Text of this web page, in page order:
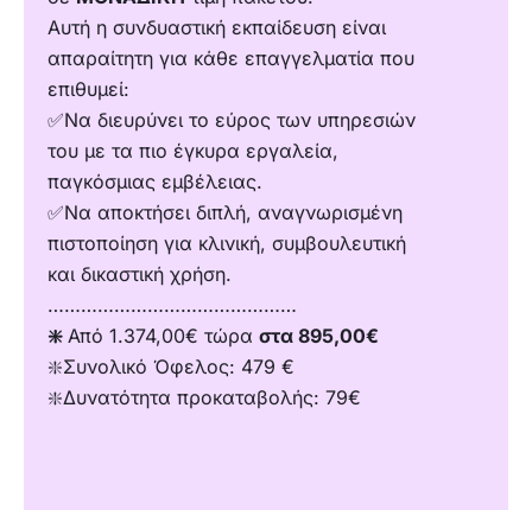
Αυτή η συνδυαστική εκπαίδευση είναι
απαραίτητη για κάθε επαγγελματία που
επιθυμεί:
✅Να διευρύνει το εύρος των υπηρεσιών
του με τα πιο έγκυρα εργαλεία,
παγκόσμιας εμβέλειας.
✅Να αποκτήσει διπλή, αναγνωρισμένη
πιστοποίηση για κλινική, συμβουλευτική
και δικαστική χρήση.
………………………………………
❇️ Από 1.374,00€ τώρα στα 895,00€
❇️Συνολικό Όφελος: 479 €
❇️Δυνατότητα προκαταβολής: 79€